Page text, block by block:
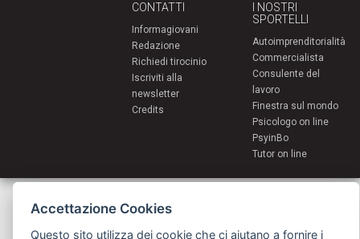
CONTATTI
Informagiovani
Redazione
Richiedi tirocinio
Iscriviti alla
newsletter
Credits
I NOSTRI
SPORTELLI
Autoimprenditorialità
Commercialista
Consulente del
lavoro
Finestra sul mondo
Psicologo on line
PsyinBo
Tutor on line
Comune di Bologna | Piazza Maggiore 6 - 40124 Bologna
Accettazione Cookies
Questo sito utilizza dei cookie che ci aiutano a fornire i